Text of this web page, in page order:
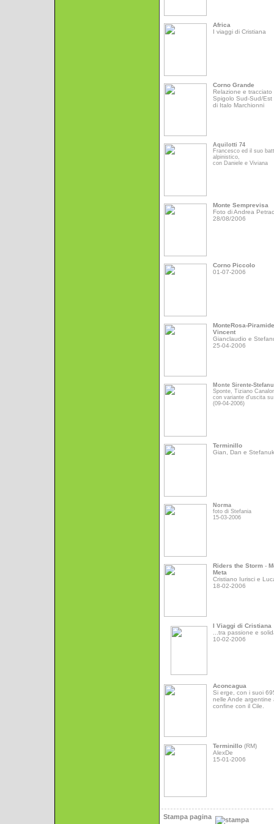
Africa
I viaggi di Cristiana
Corno Grande
Relazione e tracciato
Spigolo Sud-Sud/Est
di Italo Marchionni
Aquilotti 74
Francesco ed il suo
alpinistico,
con Daniele e Viviana
Monte Semprevisa
Foto di Andrea
28/08/2006
Corno Piccolo
01-07-2006
MonteRosa-Piramide
Vincent
Gianclaudio e
25-04-2006
Monte Sirente-
Sponte, Tiziano
con variante d'uscita
(09-04-2006)
Terminillo
Gian, Dan e Stefanuk
Norma
foto di Stefania
15-03-2006
Riders the Storm -
Meta
Cristiano Iurisci e
18-02-2006
I Viaggi di Cristiana
...tra passione e
10-02-2006
Aconcagua
Si erge, con i suoi
nelle Ande argentine
confine con il Cile.
Terminillo (RM)
AlexDe
15-01-2006
Stampa pagina